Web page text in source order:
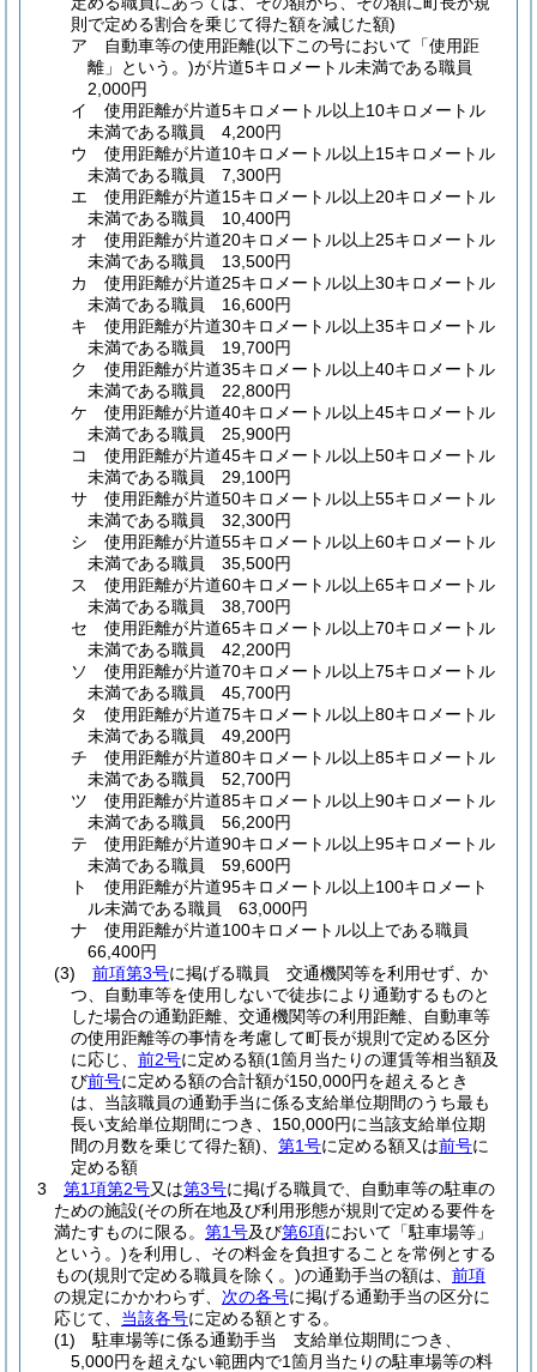
則で定める割合を乗じて得た額を減じた額)
ア
自動車等の使用距離(以下この号において「使用距
離」という。)が片道5キロメートル未満である職員
2,000円
イ
使用距離が片道5キロメートル以上10キロメートル
未満である職員 4,200円
ウ
使用距離が片道10キロメートル以上15キロメートル
未満である職員 7,300円
エ
使用距離が片道15キロメートル以上20キロメートル
未満である職員 10,400円
オ
使用距離が片道20キロメートル以上25キロメートル
未満である職員 13,500円
カ
使用距離が片道25キロメートル以上30キロメートル
未満である職員 16,600円
キ
使用距離が片道30キロメートル以上35キロメートル
未満である職員 19,700円
ク
使用距離が片道35キロメートル以上40キロメートル
未満である職員 22,800円
ケ
使用距離が片道40キロメートル以上45キロメートル
未満である職員 25,900円
コ
使用距離が片道45キロメートル以上50キロメートル
未満である職員 29,100円
サ
使用距離が片道50キロメートル以上55キロメートル
未満である職員 32,300円
シ
使用距離が片道55キロメートル以上60キロメートル
未満である職員 35,500円
ス
使用距離が片道60キロメートル以上65キロメートル
未満である職員 38,700円
セ
使用距離が片道65キロメートル以上70キロメートル
未満である職員 42,200円
ソ
使用距離が片道70キロメートル以上75キロメートル
未満である職員 45,700円
タ
使用距離が片道75キロメートル以上80キロメートル
未満である職員 49,200円
チ
使用距離が片道80キロメートル以上85キロメートル
未満である職員 52,700円
ツ
使用距離が片道85キロメートル以上90キロメートル
未満である職員 56,200円
テ
使用距離が片道90キロメートル以上95キロメートル
未満である職員 59,600円
ト
使用距離が片道95キロメートル以上100キロメート
ル未満である職員 63,000円
ナ
使用距離が片道100キロメートル以上である職員
66,400円
(3)
前項第3号に掲げる職員 交通機関等を利用せず、か
つ、自動車等を使用しないで徒歩により通勤するものと
した場合の通勤距離、交通機関等の利用距離、自動車等
の使用距離等の事情を考慮して町長が規則で定める区分
に応じ、 前2号に定める額(1箇月当たりの運賃等相当額及
び前号に定める額の合計額が150,000円を超えるとき
は、当該職員の通勤手当に係る支給単位期間のうち最も
長い支給単位期間につき、150,000円に当該支給単位期
間の月数を乗じて得た額)
第1号に定める額又は前号に
定める額
3
第1項第2号又は第3号に掲げる職員で、自動車等の駐車の
ための施設(その所在地及び利用形態が規則で定める要件を
満たすものに限る。 第1号及び第6項において「駐車場等」
という。)を利用し、その料金を負担することを常例とする
もの(規則で定める職員を除く。)の通勤手当の額は、 前項
の規定にかかわらず、 次の各号に掲げる通勤手当の区分に
応じて、 当該各号に定める額とする。
(1)
駐車場等に係る通勤手当 支給単位期間につき、
5,000円を超えない範囲内で1箇月当たりの駐車場等の料